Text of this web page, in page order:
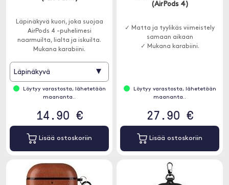
Läpinäkyvä kuori, joka suojaa
AirPods 4 -puhelimesi
naarmuilta, lialta ja iskuilta.
Mukana karabiini.
Läpinäkyvä ▾
Löytyy varastosta, lähetetään
maananta..
14.90 €
Lisää ostoskoriin
(AirPods 4)
✓ Matta ja tyylikäs viimeistely
samaan aikaan
✓ Mukana karabiini.
Löytyy varastosta, lähetetään
maananta..
27.90 €
Lisää ostoskoriin